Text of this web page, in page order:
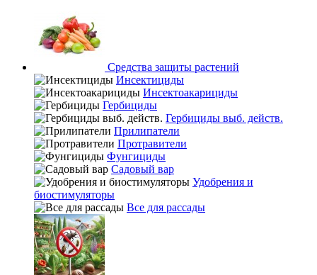
Средства защиты растений
Инсектициды
Инсектоакарициды
Гербициды
Гербициды выб. действ.
Прилипатели
Протравители
Фунгициды
Садовый вар
Удобрения и
биостимуляторы
Все для рассады